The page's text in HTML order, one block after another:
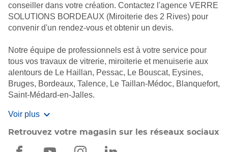
conseiller dans votre création. Contactez l'agence VERRE
SOLUTIONS BORDEAUX (Miroiterie des 2 Rives) pour
convenir d'un rendez-vous et obtenir un devis.
Notre équipe de professionnels est à votre service pour
tous vos travaux de vitrerie, miroiterie et menuiserie aux
alentours de Le Haillan, Pessac, Le Bouscat, Eysines,
Bruges, Bordeaux, Talence, Le Taillan-Médoc, Blanquefort,
Saint-Médard-en-Jalles.
Voir plus
Retrouvez votre magasin sur les réseaux sociaux